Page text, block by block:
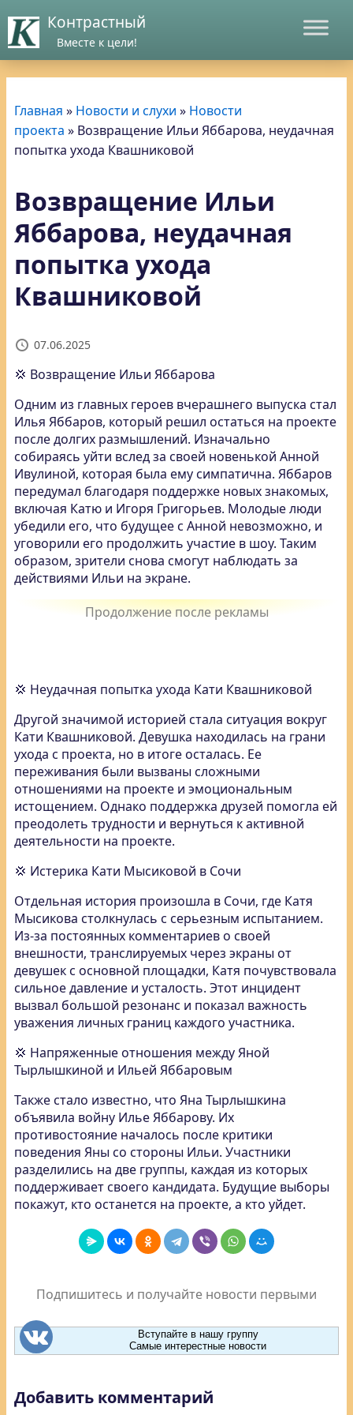
Контрастный
Вместе к цели!
Главная » Новости и слухи » Новости
проекта » Возвращение Ильи Яббарова, неудачная
попытка ухода Квашниковой
Возвращение Ильи
Яббарова, неудачная
попытка ухода
Квашниковой
07.06.2025
💢 Возвращение Ильи Яббарова
Одним из главных героев вчерашнего выпуска стал
Илья Яббаров, который решил остаться на проекте
после долгих размышлений. Изначально
собираясь уйти вслед за своей новенькой Анной
Ивулиной, которая была ему симпатична. Яббаров
передумал благодаря поддержке новых знакомых,
включая Катю и Игоря Григорьев. Молодые люди
убедили его, что будущее с Анной невозможно, и
уговорили его продолжить участие в шоу. Таким
образом, зрители снова смогут наблюдать за
действиями Ильи на экране.
💢 Неудачная попытка ухода Кати Квашниковой
Другой значимой историей стала ситуация вокруг
Кати Квашниковой. Девушка находилась на грани
ухода с проекта, но в итоге осталась. Ее
переживания были вызваны сложными
отношениями на проекте и эмоциональным
истощением. Однако поддержка друзей помогла ей
преодолеть трудности и вернуться к активной
деятельности на проекте.
💢 Истерика Кати Мысиковой в Сочи
Отдельная история произошла в Сочи, где Катя
Мысикова столкнулась с серьезным испытанием.
Из-за постоянных комментариев о своей
внешности, транслируемых через экраны от
девушек с основной площадки, Катя почувствовала
сильное давление и усталость. Этот инцидент
вызвал большой резонанс и показал важность
уважения личных границ каждого участника.
💢 Напряженные отношения между Яной
Тырлышкиной и Ильей Яббаровым
Также стало известно, что Яна Тырлышкина
объявила войну Илье Яббарову. Их
противостояние началось после критики
поведения Яны со стороны Ильи. Участники
разделились на две группы, каждая из которых
поддерживает своего кандидата. Будущие выборы
покажут, кто останется на проекте, а кто уйдет.
Подпишитесь и получайте новости первыми
Вступайте в нашу группу
Самые интерестные новости
Добавить комментарий